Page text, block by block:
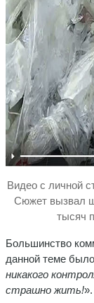
Видео с личной
Сюжет вызвал
тысяч
Большинство
данной теме
никакого
страшно жить!